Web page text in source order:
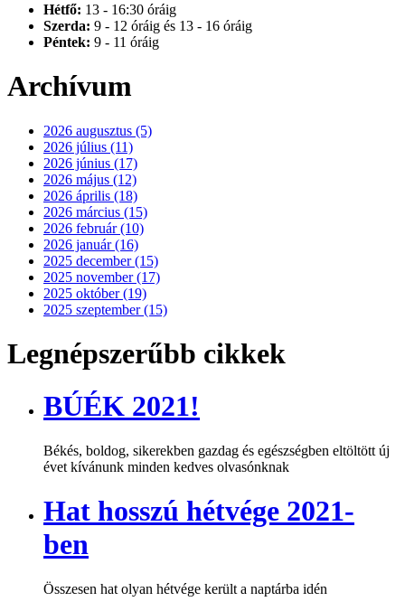
Hétfő: 13 - 16:30 óráig
Szerda: 9 - 12 óráig és 13 - 16 óráig
Péntek: 9 - 11 óráig
Archívum
2026 augusztus (5)
2026 július (11)
2026 június (17)
2026 május (12)
2026 április (18)
2026 március (15)
2026 február (10)
2026 január (16)
2025 december (15)
2025 november (17)
2025 október (19)
2025 szeptember (15)
Legnépszerűbb cikkek
BÚÉK 2021!
Békés, boldog, sikerekben gazdag és egészségben eltöltött új
évet kívánunk minden kedves olvasónknak
Hat hosszú hétvége 2021-
ben
Összesen hat olyan hétvége került a naptárba idén